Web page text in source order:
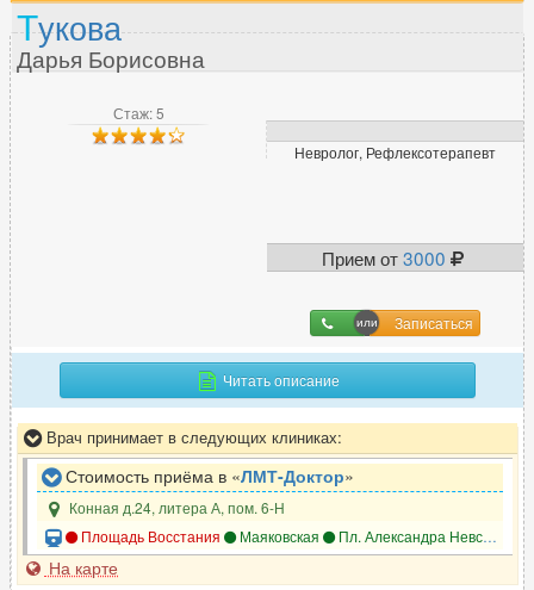
Стаж: 5
Невролог, Рефлексотерапевт
Прием от3000
Записаться
Тукова
Дарья Борисовна
Читать описание
Врач принимает в следующих клиниках:
Стоимость приёма в «ЛМТ-Доктор»
Конная д.24, литера А, пом. 6-Н
Площадь Восстания
Маяковская Пл. Александра Невского-1
На карте